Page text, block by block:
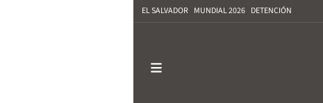
EL SALVADOR MUNDIAL 2026 DETENCIÓN